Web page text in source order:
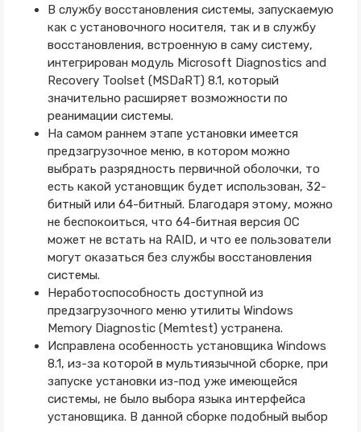
В службу восстановления системы, запускаемую
как с установочного носителя, так и в службу
восстановления, встроенную в саму систему,
интегрирован модуль Microsoft Diagnostics and
Recovery Toolset (MSDaRT) 8.1, который
значительно расширяет возможности по
реанимации системы.
На самом раннем этапе установки имеется
предзагрузочное меню, в котором можно
выбрать разрядность первичной оболочки, то
есть какой установщик будет использован, 32-
битный или 64-битный. Благодаря этому, можно
не беспокоиться, что 64-битная версия ОС
может не встать на RAID, и что ее пользователи
могут оказаться без службы восстановления
системы.
Неработоспособность доступной из
предзагрузочного меню утилиты Windows
Memory Diagnostic (Memtest) устранена.
Исправлена особенность установщика Windows
8.1, из-за которой в мультиязычной сборке, при
запуске установки из-под уже имеющейся
системы, не было выбора языка интерфейса
установщика. В данной сборке подобный выбор